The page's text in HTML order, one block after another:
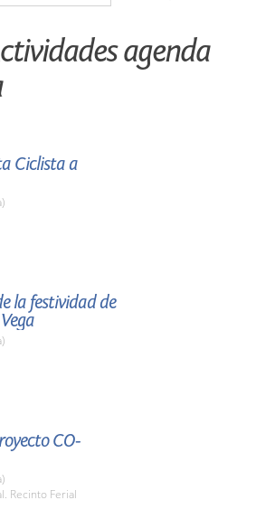
agenda
Ciclista a
la festividad de
CO-
Recinto Ferial